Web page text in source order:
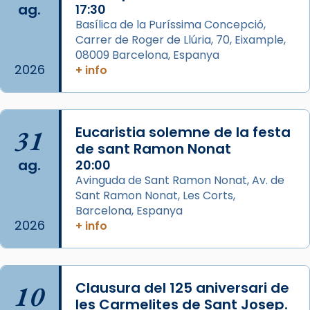
a la “Missa de les Santes” (“Missa de
Glòria”) fou composta el 1848 per Mn.
Manuel Blanch, amb aire d’òpera
italianitzant; s’interpreta per privilegi
pontifici, amb orquestra i cor, i té una
duració aproximada de tres hores. Després,
processó (recuperada el 1972) al voltant
del temple amb les relíquies de les santes.
Des de 1985 hi participa també un grup de
diablesses amb música i ball propis. Festa
gran a Mataró.
«Si vols saber què és calor, ves per les
Santes a Mataró»🥵.
Photo
View on Facebook · Share
Arquebisbat de Barcelona
ag.
2026
17:30
Basílica de la Puríssima Concepció,
Carrer de Roger de Llúria, 70, Eixample,
08009 Barcelona, Espanya
+ info
31
ag.
2026
Eucaristia solemne de la festa
de sant Ramon Nonat
20:00
Avinguda de Sant Ramon Nonat, Av. de
Sant Ramon Nonat, Les Corts,
Barcelona, Espanya
+ info
10
Clausura del 125 aniversari de
les Carmelites de Sant Josep.